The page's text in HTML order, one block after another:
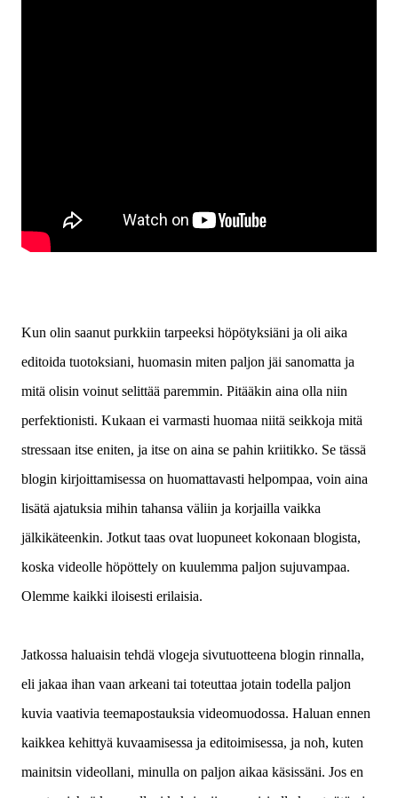
Kun olin saanut purkkiin tarpeeksi höpötyksiäni ja oli aika
editoida tuotoksiani, huomasin miten paljon jäi sanomatta ja
mitä olisin voinut selittää paremmin. Pitääkin aina olla niin
perfektionisti. Kukaan ei varmasti huomaa niitä seikkoja mitä
stressaan itse eniten, ja itse on aina se pahin kriitikko. Se tässä
blogin kirjoittamisessa on huomattavasti helpompaa, voin aina
lisätä ajatuksia mihin tahansa väliin ja korjailla vaikka
jälkikäteenkin. Jotkut taas ovat luopuneet kokonaan blogista,
koska videolle höpöttely on kuulemma paljon sujuvampaa.
Olemme kaikki iloisesti erilaisia.
Jatkossa haluaisin tehdä vlogeja sivutuotteena blogin rinnalla,
eli jakaa ihan vaan arkeani tai toteuttaa jotain todella paljon
kuvia vaativia teemapostauksia videomuodossa. Haluan ennen
kaikkea kehittyä kuvaamisessa ja editoimisessa, ja noh, kuten
mainitsin videollani, minulla on paljon aikaa käsissäni. Jos en